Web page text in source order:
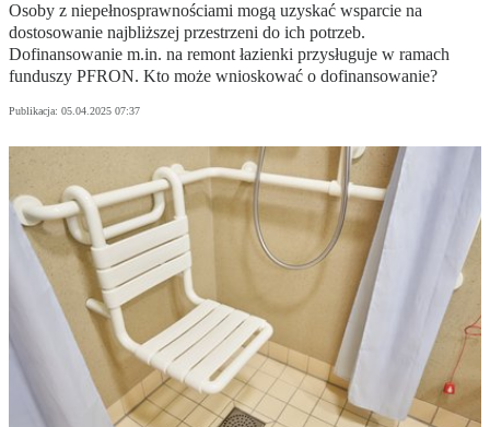
Osoby z niepełnosprawnościami mogą uzyskać wsparcie na
dostosowanie najbliższej przestrzeni do ich potrzeb.
Dofinansowanie m.in. na remont łazienki przysługuje w ramach
funduszy PFRON. Kto może wnioskować o dofinansowanie?
Publikacja: 05.04.2025 07:37